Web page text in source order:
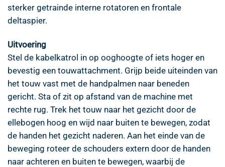
sterker getrainde interne rotatoren en frontale
deltaspier.
Uitvoering
Stel de kabelkatrol in op ooghoogte of iets hoger en
bevestig een touwattachment. Grijp beide uiteinden van
het touw vast met de handpalmen naar beneden
gericht. Sta of zit op afstand van de machine met
rechte rug. Trek het touw naar het gezicht door de
ellebogen hoog en wijd naar buiten te bewegen, zodat
de handen het gezicht naderen. Aan het einde van de
beweging roteer de schouders extern door de handen
naar achteren en buiten te bewegen, waarbij de